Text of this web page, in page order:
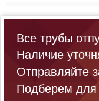
Все трубы
Наличие
Отправляйте
Подберем для